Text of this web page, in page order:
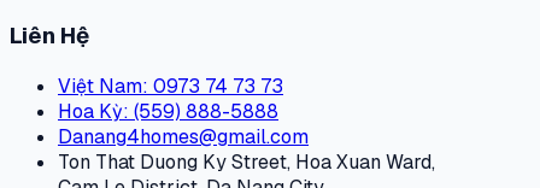
Liên Hệ
Việt Nam: 0973 74 73 73
Hoa Kỳ: (559) 888-5888
Danang4homes@gmail.com
Ton That Duong Ky Street, Hoa Xuan Ward,